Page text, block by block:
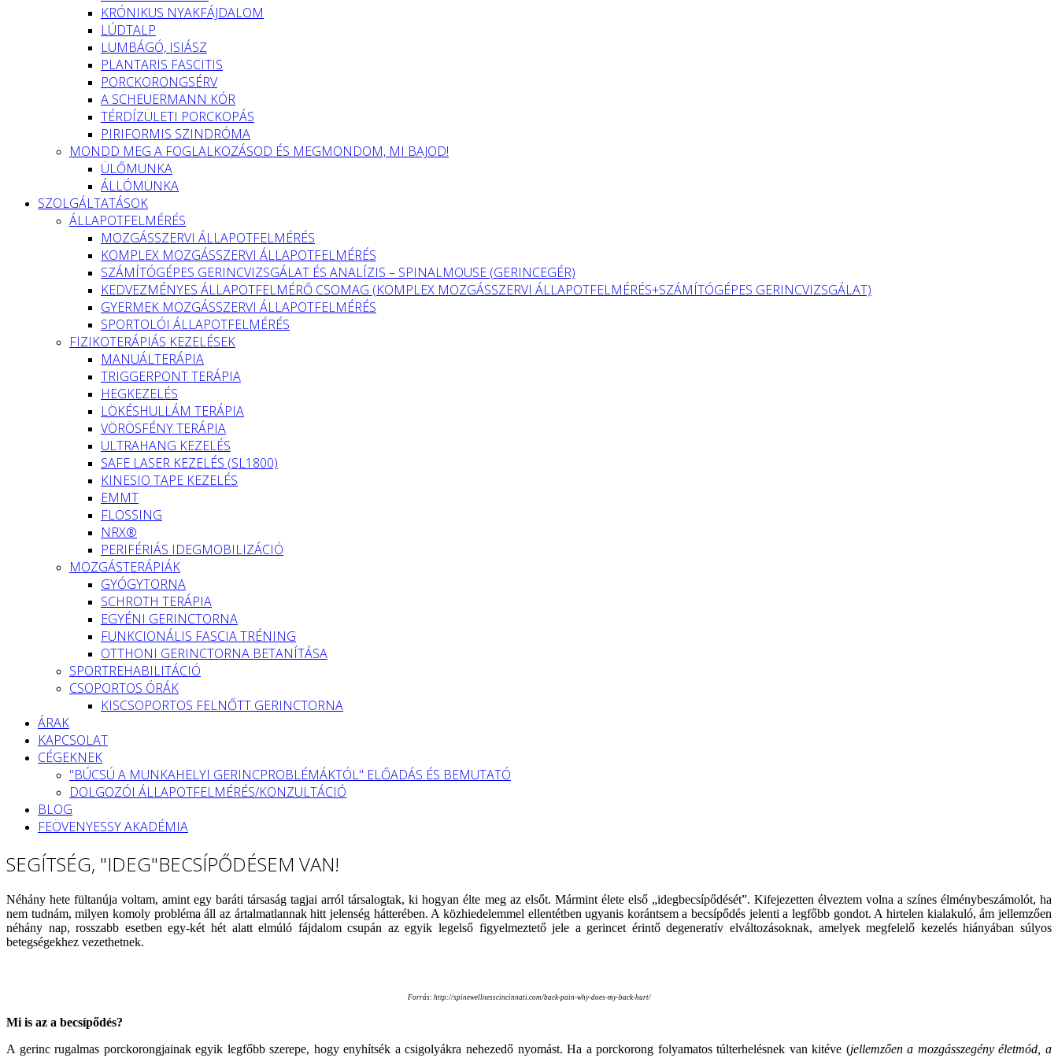
KRÓNIKUS NYAKFÁJDALOM
LÚDTALP
LUMBÁGÓ, ISIÁSZ
PLANTARIS FASCITIS
PORCKORONGSÉRV
A SCHEUERMANN KÓR
TÉRDÍZÜLETI PORCKOPÁS
PIRIFORMIS SZINDRÓMA
MONDD MEG A FOGLALKOZÁSOD ÉS MEGMONDOM, MI BAJOD!
ÜLŐMUNKA
ÁLLÓMUNKA
SZOLGÁLTATÁSOK
ÁLLAPOTFELMÉRÉS
MOZGÁSSZERVI ÁLLAPOTFELMÉRÉS
KOMPLEX MOZGÁSSZERVI ÁLLAPOTFELMÉRÉS
SZÁMÍTÓGÉPES GERINCVIZSGÁLAT ÉS ANALÍZIS – SPINALMOUSE (GERINCEGÉR)
KEDVEZMÉNYES ÁLLAPOTFELMÉRŐ CSOMAG (KOMPLEX MOZGÁSSZERVI ÁLLAPOTFELMÉRÉS+SZÁMÍTÓGÉPES GERINCVIZSGÁLAT)
GYERMEK MOZGÁSSZERVI ÁLLAPOTFELMÉRÉS
SPORTOLÓI ÁLLAPOTFELMÉRÉS
FIZIKOTERÁPIÁS KEZELÉSEK
MANUÁLTERÁPIA
TRIGGERPONT TERÁPIA
HEGKEZELÉS
LÖKÉSHULLÁM TERÁPIA
VÖRÖSFÉNY TERÁPIA
ULTRAHANG KEZELÉS
SAFE LASER KEZELÉS (SL1800)
KINESIO TAPE KEZELÉS
EMMT
FLOSSING
NRX®
PERIFÉRIÁS IDEGMOBILIZÁCIÓ
MOZGÁSTERÁPIÁK
GYÓGYTORNA
SCHROTH TERÁPIA
EGYÉNI GERINCTORNA
FUNKCIONÁLIS FASCIA TRÉNING
OTTHONI GERINCTORNA BETANÍTÁSA
SPORTREHABILITÁCIÓ
CSOPORTOS ÓRÁK
KISCSOPORTOS FELNŐTT GERINCTORNA
ÁRAK
KAPCSOLAT
CÉGEKNEK
"BÚCSÚ A MUNKAHELYI GERINCPROBLÉMÁKTÓL" ELŐADÁS ÉS BEMUTATÓ
DOLGOZÓI ÁLLAPOTFELMÉRÉS/KONZULTÁCIÓ
BLOG
FEÖVENYESSY AKADÉMIA
SEGÍTSÉG, "IDEG"BECSÍPŐDÉSEM VAN!
Néhány hete fültanúja voltam, amint egy baráti társaság tagjai arról társalogtak, ki hogyan élte meg az elsőt. Mármint élete első „idegbecsípődését”. Kifejezetten élveztem volna a színes élménybeszámolót, ha
nem tudnám, milyen komoly probléma áll az ártalmatlannak hitt jelenség hátterében. A közhiedelemmel ellentétben ugyanis korántsem a becsípődés jelenti a legfőbb gondot. A hirtelen kialakuló, ám jellemzően
néhány nap, rosszabb esetben egy-két hét alatt elmúló fájdalom csupán az egyik legelső figyelmeztető jele a gerincet érintő degeneratív elváltozásoknak, amelyek megfelelő kezelés hiányában súlyos
betegségekhez vezethetnek.
Forrás: http://spinewellnesscincinnati.com/back-pain-why-does-my-back-hurt/
Mi is az a becsípődés?
A gerinc rugalmas porckorongjainak egyik legfőbb szerepe, hogy enyhítsék a csigolyákra nehezedő nyomást. Ha a porckorong folyamatos túlterhelésnek van kitéve (jellemzően a mozgásszegény életmód, a